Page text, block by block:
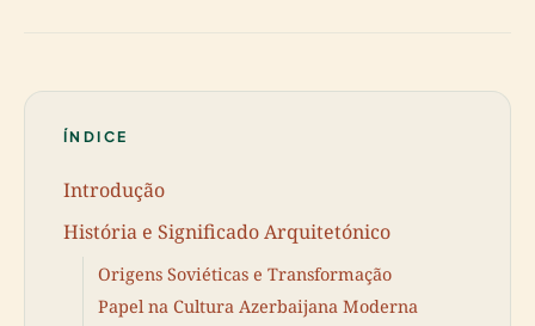
ÍNDICE
Introdução
História e Significado Arquitetónico
Origens Soviéticas e Transformação
Papel na Cultura Azerbaijana Moderna